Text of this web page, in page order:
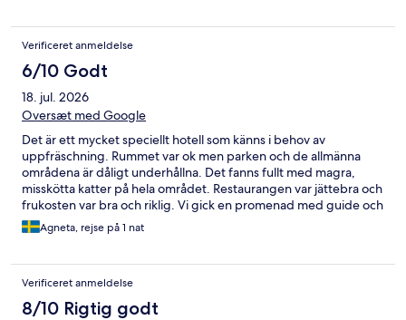
Verificeret anmeldelse
6/10 Godt
18. jul. 2026
Oversæt med Google
Det är ett mycket speciellt hotell som känns i behov av
uppfräschning. Rummet var ok men parken och de allmänna
områdena är dåligt underhållna. Det fanns fullt med magra,
misskötta katter på hela området. Restaurangen var jättebra och
frukosten var bra och riklig. Vi gick en promenad med guide och
det var det bästa med vistelsen. Man fick se Al Banos kyrka,
privata skog med hästar samt vinkällaren.
Agneta, rejse på 1 nat
Verificeret anmeldelse
8/10 Rigtig godt